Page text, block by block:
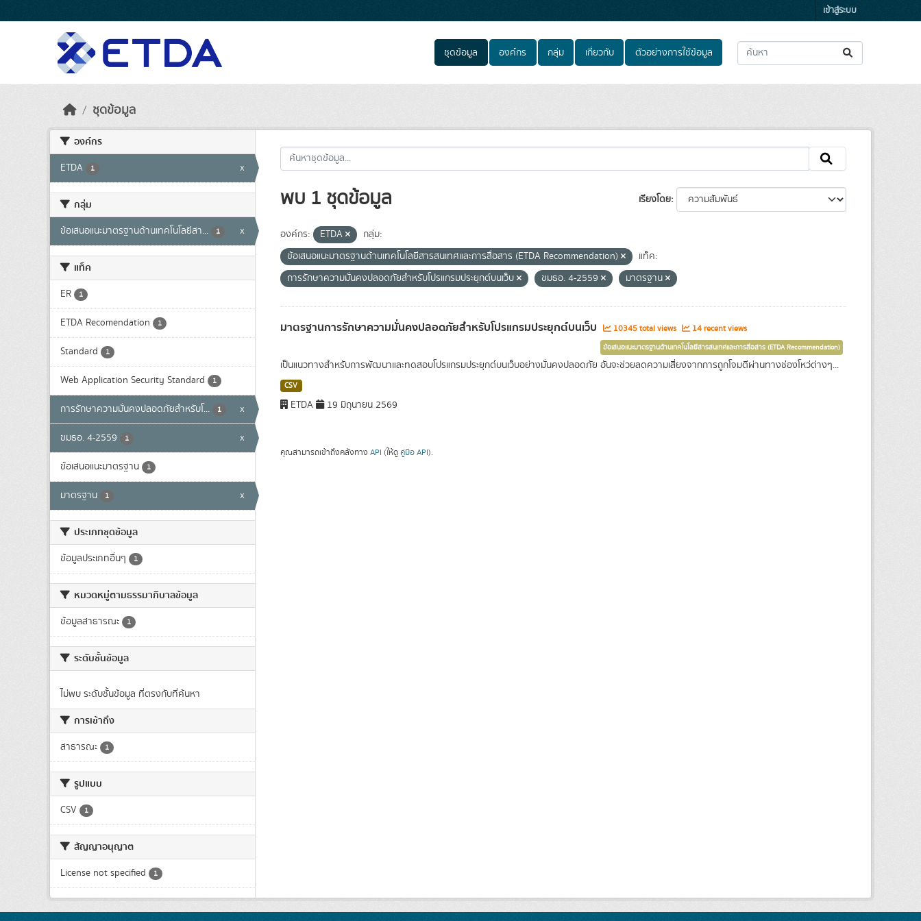
เข้าสู่ระบบ
ชุดข้อมูล องค์กร กลุ่ม เกี่ยวกับ ตัวอย่างการใช้ข้อมูล
ชุดข้อมูล
องค์กร
ETDA 1 x
กลุ่ม
ข้อเสนอแนะมาตรฐานด้านเทคโนโลยีสา... 1 x
แท็ค
ER 1
ETDA Recomendation 1
Standard 1
Web Application Security Standard 1
การรักษาความมั่นคงปลอดภัยสำหรับโ... 1 x
ขมธอ. 4-2559 1 x
ข้อเสนอแนะมาตรฐาน 1
มาตรฐาน 1 x
ประเภทชุดข้อมูล
ข้อมูลประเภทอื่นๆ 1
หมวดหมู่ตามธรรมาภิบาลข้อมูล
ข้อมูลสาธารณะ 1
ระดับชั้นข้อมูล
ไม่พบ ระดับชั้นข้อมูล ที่ตรงกับที่ค้นหา
การเข้าถึง
สาธารณะ 1
รูปแบบ
CSV 1
สัญญาอนุญาต
License not specified 1
เรียงโดย
พบ 1 ชุดข้อมูล
องค์กร: ETDA
กลุ่ม:
ข้อเสนอแนะมาตรฐานด้านเทคโนโลยีสารสนเทศและการสื่อสาร (ETDA Recommendation)
แท็ค:
การรักษาความมั่นคงปลอดภัยสำหรับโปรแกรมประยุกต์บนเว็บ
ขมธอ. 4-2559 มาตรฐาน
มาตรฐานการรักษาความมั่นคงปลอดภัยสำหรับโปรแกรมประยุกต์บนเว็บ 10345 total views 14 recent views
ข้อเสนอแนะมาตรฐานด้านเทคโนโลยีสารสนเทศและการสื่อสาร (ETDA Recommendation)
เป็นแนวทางสำหรับการพัฒนาและทดสอบโปรแกรมประยุกต์บนเว็บอย่างมั่นคงปลอดภัย อันจะช่วยลดความเสี่ยงจากการถูกโจมตีผ่านทางช่องโหว่ต่างๆ...
CSV
ETDA 19 มิถุนายน 2569
คุณสามารถเข้าถึงคลังทาง API (ให้ดู คู่มือ API).